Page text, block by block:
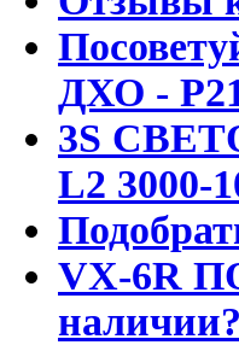
ДХО -
3S
L2 3000-
VX-6R
наличии?